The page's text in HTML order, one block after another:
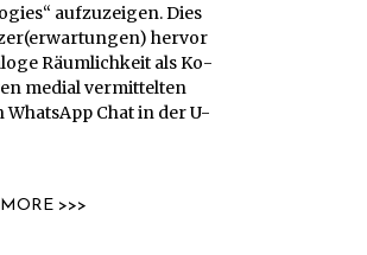
aufzuzeigen. Dies
hervor
Räumlichkeit als Ko-
medial vermittelten
Chat in der U-
MORE >>>